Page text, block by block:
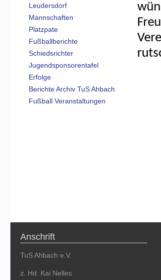
Leudersdorf
Mannschaften
Platzpate
Fußballberichte
Schiedsrichter
Jugendsponsorentafel
Erfolge
Berichte Archiv TuS Ahbach
Fußball Veranstaltungen
Anschrift
TuS Ahbach e.V.
z. Hd. Kai Nelles